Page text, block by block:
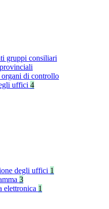
gruppi consiliari
di controllo
uffici 4
degli uffici 1
3
elettronica 1